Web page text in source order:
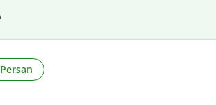
Persan